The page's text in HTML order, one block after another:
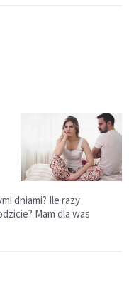
dniami? Ile razy
Mam dla was